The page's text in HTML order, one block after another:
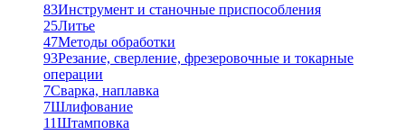
83Инструмент и станочные приспособления
25Литье
47Методы обработки
93Резание, сверление, фрезеровочные и токарные
операции
7Сварка, наплавка
7Шлифование
11Штамповка